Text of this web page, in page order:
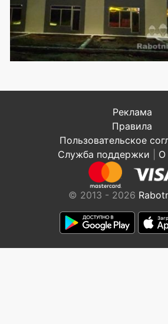
Реклама
Правила
Пользовательское
Служба поддержки
О
© 2013 - 2026